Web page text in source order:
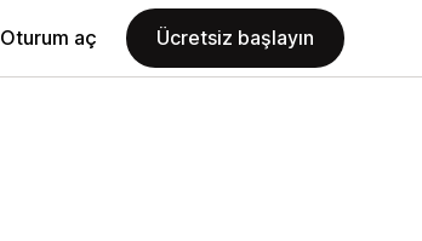
Oturum aç Ücretsiz başlayın